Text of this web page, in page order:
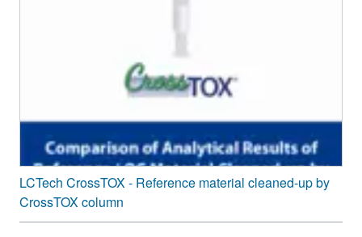
LCTech CrossTOX - Reference material cleaned-up by
CrossTOX column